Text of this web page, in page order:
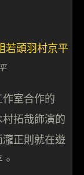
室合作的
村拓哉飾演的
正則就在遊